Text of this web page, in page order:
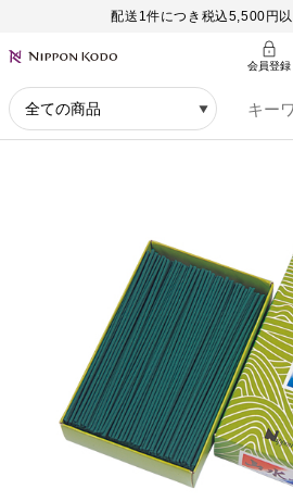
配送1件につき税込5,500円
会員登録